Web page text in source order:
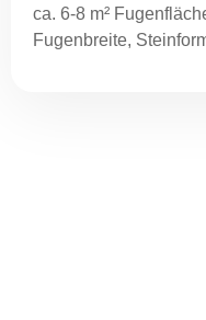
ca. 6-8 m²
Fugenbreite,